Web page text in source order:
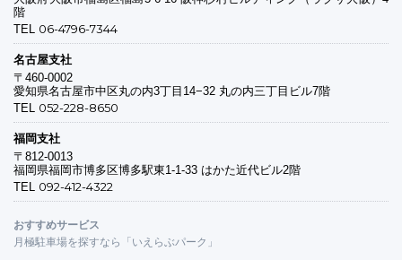
階
TEL 06-4796-7344
名古屋支社
〒460-0002
愛知県名古屋市中区丸の内3丁目14−32 丸の内三丁目ビル7階
TEL 052-228-8650
福岡支社
〒812-0013
福岡県福岡市博多区博多駅東1-1-33 はかた近代ビル2階
TEL 092-412-4322
おすすめサービス
月極駐車場を探すなら「いえらぶパーク」